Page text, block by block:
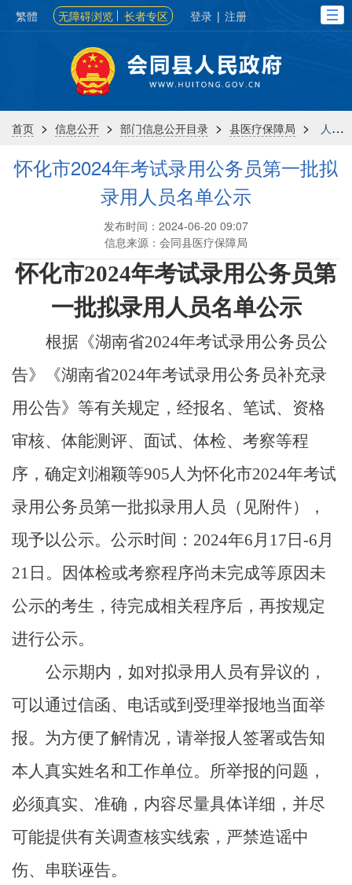
繁體 无障碍浏览 长者专区 登录 | 注册
首页 > 信息公开 > 部门信息公开目录 > 县医疗保障局 > 人事信息
怀化市2024年考试录用公务员第一批拟
录用人员名单公示
发布时间：2024-06-20 09:07
信息来源：会同县医疗保障局
怀化市2024年考试录用公务员第
一批拟录用人员名单公示
根据《湖南省2024年考试录用公务员公
告》《湖南省2024年考试录用公务员补充录
用公告》等有关规定，经报名、笔试、资格
审核、体能测评、面试、体检、考察等程
序，确定刘湘颖等905人为怀化市2024年考试
录用公务员第一批拟录用人员（见附件），
现予以公示。 公示时间： 2024年6月17日-6月
21日。
因体检或考察程序尚未完成等原因未
公示的考生，待完成相关程序后，再按规定
进行公示。
公示期内，如对拟录用人员有异议的，
可以通过信函、电话或到受理举报地当面举
报。为方便了解情况，请举报人签署或告知
本人真实姓名和工作单位。所举报的问题，
必须真实、准确，内容尽量具体详细，并尽
可能提供有关调查核实线索，严禁造谣中
伤、串联诬告。